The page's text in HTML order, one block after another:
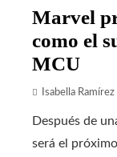
Marvel
como el
MCU
Isabella Ramírez
Después de
será el